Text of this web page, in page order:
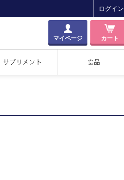
ログイン
マイページ カート
サプリメント 食品